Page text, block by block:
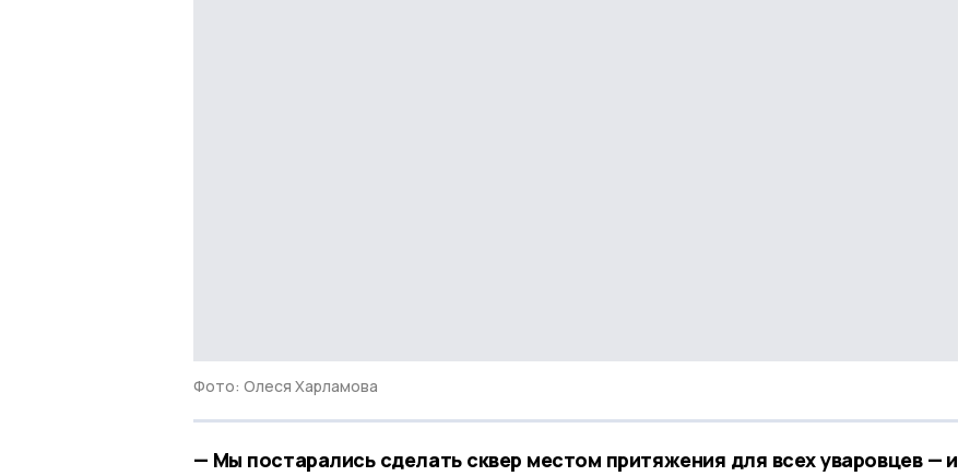
Фото: Олеся Харламова
— Мы постарались сделать сквер местом притяжения для всех уваровцев — и